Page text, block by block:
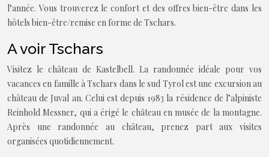
l’année. Vous trouverez le confort et des offres bien-être dans les
hôtels bien-être/remise en forme de Tschars.
A voir Tschars
Visitez le château de Kastelbell. La randonnée idéale pour vos
vacances en famille à Tschars dans le sud Tyrol est une excursion au
château de Juval an. Celui est depuis 1983 la résidence de l’alpiniste
Reinhold Messner, qui a érigé le château en musée de la montagne.
Après une randonnée au château, prenez part aux visites
organisées quotidiennement.